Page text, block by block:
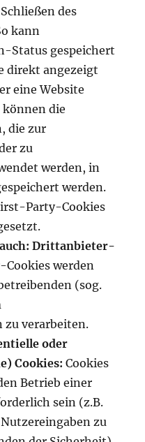
des
kann
Status gespeichert
direkt angezeigt
eine Website
können die
die zur
zu
werden, in
werden.
Party-Cookies
Drittanbieter-
werden
(sog.
verarbeiten.
oder
Cookies: Cookies
Betrieb einer
sein (z.B.
zu